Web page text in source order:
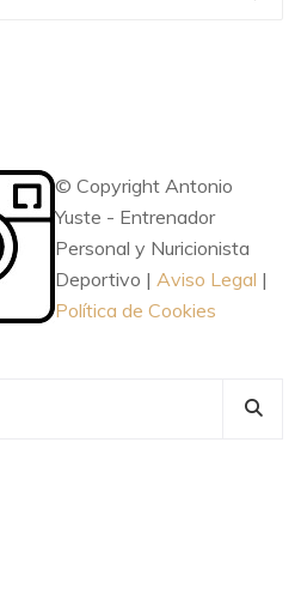
© Copyright Antonio
Yuste - Entrenador
Personal y Nuricionista
Deportivo | Aviso Legal |
Política de Cookies